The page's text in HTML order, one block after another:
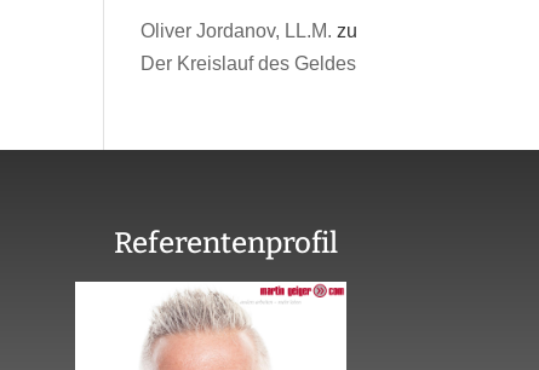
Oliver Jordanov, LL.M. zu
Der Kreislauf des Geldes
Referentenprofil